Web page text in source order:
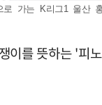
로 가는 K리그1 울산
이를 뜻하는 '피